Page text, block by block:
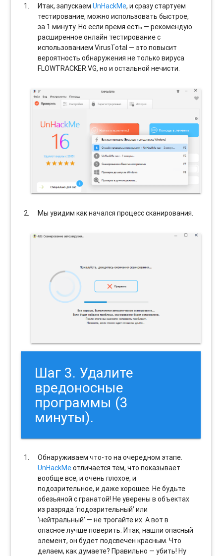
Итак, запускаемUnHackMe, и сразу стартуем
тестирование, можно использовать быстрое,
за 1 минуту. Но если время есть — рекомендую
расширенное онлайн тестирование с
использованием VirusTotal — это повысит
вероятность обнаружения не только вируса
FLOWTRACKER.VG, но и остальной нечисти.
Мы увидим как начался процесс сканирования.
Шаг 3. Удалите
вредоносные
программы (3
минуты).
Обнаруживаем что-то на очередном этапе.
UnHackMeотличается тем, что показывает
вообще все, и очень плохое, и
подозрительное, и даже хорошее. Не будьте
обезьяной с гранатой! Не уверены в объектах
из разряда ‘подозрительный’ или
‘нейтральный’ — не трогайте их. А вот в
опасное лучше поверить. Итак, нашли опасный
элемент, он будет подсвечен красным. Что
делаем, как думаете? Правильно — убить! Ну